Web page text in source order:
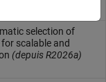
selection of
scalable and
(depuis R2026a)